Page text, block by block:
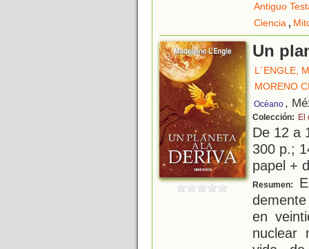
Antiguo
Ciencia,
Un
L´ENGLE,
MORENO
Océano ,
Colección: El
De 12 a
300 p.;
papel +
Resumen:
en
nuclear